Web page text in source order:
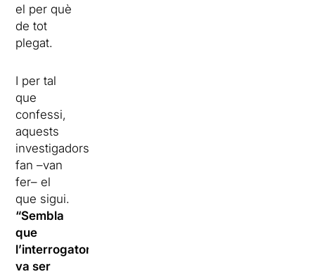
el per què
de tot
plegat.
I per tal
que
confessi,
aquests
investigadors
fan –van
fer– el
que sigui.
“Sembla
que
l’interrogatori
va ser